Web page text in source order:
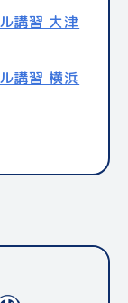
講習 大津
講習 横浜
技術者試
MC
員会シン
は社会人
激なオン
リニュー